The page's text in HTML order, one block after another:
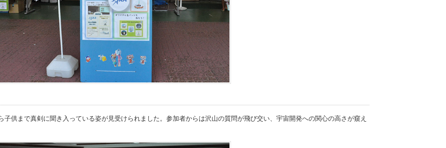
供まで真剣に聞き入っている姿が見受けられました。参加者からは沢山の質問が飛び交い、宇宙開発への関心の高さが窺え